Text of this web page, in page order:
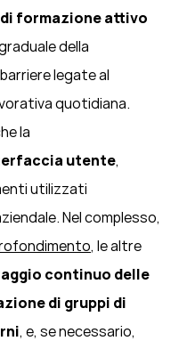
formazione attivo
della
legate al
quotidiana.
la
utente,
utilizzati
Nel complesso,
, le altre
continuo delle
di gruppi di
, e, se necessario,